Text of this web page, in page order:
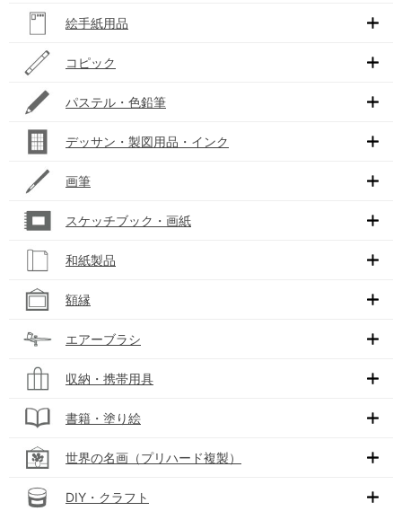
絵手紙用品
コピック
パステル・色鉛筆
デッサン・製図用品・インク
画筆
スケッチブック・画紙
和紙製品
額縁
エアーブラシ
収納・携帯用具
書籍・塗り絵
世界の名画（プリハード複製）
DIY・クラフト